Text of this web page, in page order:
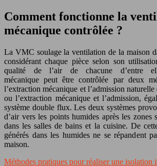
Comment fonctionne la
mécanique contrôlée ?
La VMC soulage la ventilation de la maison
considérant chaque pièce selon son
qualité de l’air de chacune d’entre
mécanique peut être contrôlée par deux
l’extraction mécanique et l’admission
ou l’extraction mécanique et l’admission,
système double flux. Les deux systèmes
d’air vers les points humides après les zones
dans les salles de bains et la cuisine. De
générés dans les humides ne se répandent
maison.
Méthodes pratiques pour réaliser une isolation